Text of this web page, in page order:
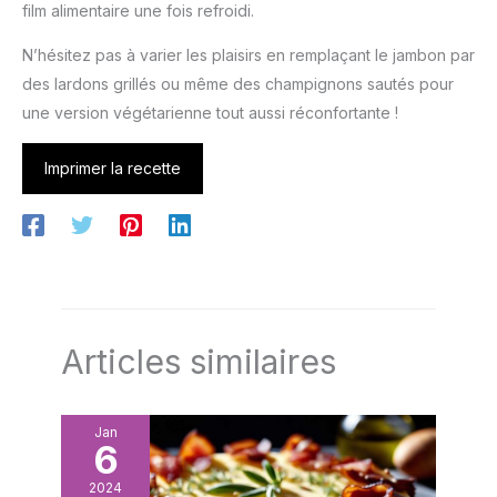
film alimentaire une fois refroidi.
N’hésitez pas à varier les plaisirs en remplaçant le jambon par
des lardons grillés ou même des champignons sautés pour
une version végétarienne tout aussi réconfortante !
Imprimer la recette
Articles similaires
Jan
6
2024